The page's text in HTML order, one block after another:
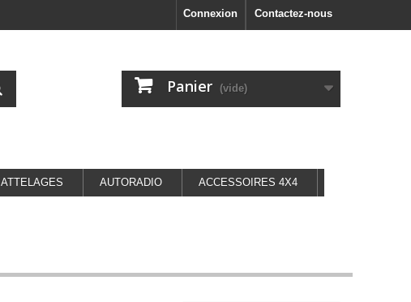
Contactez-nous
Connexion
Panier (vide)
ATTELAGES AUTORADIO ACCESSOIRES 4X4